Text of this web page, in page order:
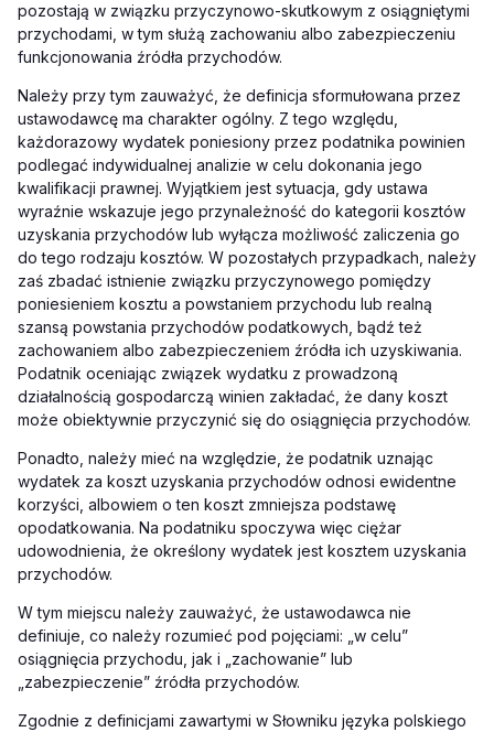
pozostają w związku przyczynowo-skutkowym z osiągniętymi
przychodami, w tym służą zachowaniu albo zabezpieczeniu
funkcjonowania źródła przychodów.
Należy przy tym zauważyć, że definicja sformułowana przez
ustawodawcę ma charakter ogólny. Z tego względu,
każdorazowy wydatek poniesiony przez podatnika powinien
podlegać indywidualnej analizie w celu dokonania jego
kwalifikacji prawnej. Wyjątkiem jest sytuacja, gdy ustawa
wyraźnie wskazuje jego przynależność do kategorii kosztów
uzyskania przychodów lub wyłącza możliwość zaliczenia go
do tego rodzaju kosztów. W pozostałych przypadkach, należy
zaś zbadać istnienie związku przyczynowego pomiędzy
poniesieniem kosztu a powstaniem przychodu lub realną
szansą powstania przychodów podatkowych, bądź też
zachowaniem albo zabezpieczeniem źródła ich uzyskiwania.
Podatnik oceniając związek wydatku z prowadzoną
działalnością gospodarczą winien zakładać, że dany koszt
może obiektywnie przyczynić się do osiągnięcia przychodów.
Ponadto, należy mieć na względzie, że podatnik uznając
wydatek za koszt uzyskania przychodów odnosi ewidentne
korzyści, albowiem o ten koszt zmniejsza podstawę
opodatkowania. Na podatniku spoczywa więc ciężar
udowodnienia, że określony wydatek jest kosztem uzyskania
przychodów.
W tym miejscu należy zauważyć, że ustawodawca nie
definiuje, co należy rozumieć pod pojęciami: „w celu”
osiągnięcia przychodu, jak i „zachowanie” lub
„zabezpieczenie” źródła przychodów.
Zgodnie z definicjami zawartymi w Słowniku języka polskiego